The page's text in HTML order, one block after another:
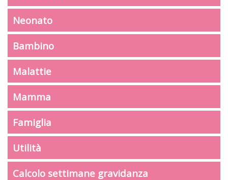
Neonato
Bambino
Malattie
Mamma
Famiglia
Utilità
Calcolo settimane gravidanza